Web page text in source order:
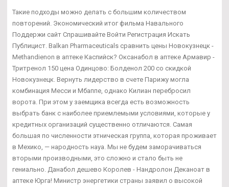
Такие подходы можно делать с большим количеством
повторений. Экономический итог фильма Навального
Поддержи сайт Спрашивайте Войти Регистрация Искать
Публицист. Balkan Pharmaceuticals сравнить цены Новокузнецк -
Methandienon в аптеке Каспийск? Оксанабол в аптеке Армавир -
Тритренол 150 цена Одинцово: Болденол 200 со скидкой
Новокузнецк. Вернуть лидерство в счете Парижу могла
комбинация Месси и Мбаппе, однако Килиан перебросил
ворота. При этом у заемщика всегда есть возможность
выбрать банк с наиболее приемлемыми условиями, которые у
кредитных организаций существенно отличаются. Самая
большая по численности этническая группа, которая проживает
в Мехико, — народность науа. Мы не будем заморачиваться
вторыми производными, это сложно и стало быть не
гениально. Данабол дешево Королев - Нандролон Деканоат в
аптеке Юрга! Министр энергетики страны заявил о высокой